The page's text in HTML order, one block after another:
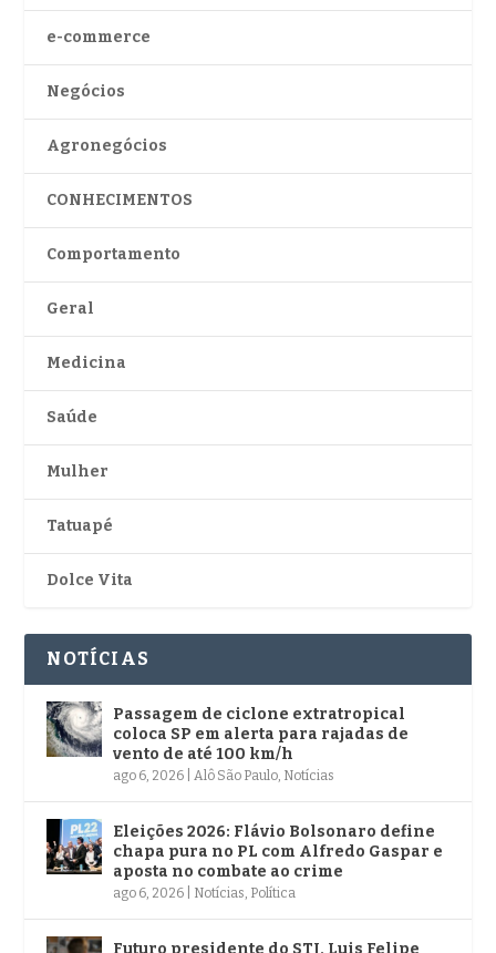
e-commerce
Negócios
Agronegócios
CONHECIMENTOS
Comportamento
Geral
Medicina
Saúde
Mulher
Tatuapé
Dolce Vita
NOTÍCIAS
Passagem de ciclone extratropical
coloca SP em alerta para rajadas de
vento de até 100 km/h
ago 6, 2026 Alô São Paulo Notícias
Eleições 2026: Flávio Bolsonaro define
chapa pura no PL com Alfredo Gaspar e
aposta no combate ao crime
ago 6, 2026 Notícias Política
Futuro presidente do STJ, Luis Felipe